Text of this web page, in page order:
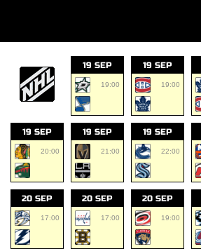
19 SEP
19:00
19 SEP
19:00
19 SEP
20:00
19 SEP
21:00
19 SEP
22:00
20 SEP
17:00
20 SEP
17:00
20 SEP
19:00